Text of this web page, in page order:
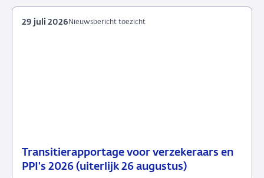
Transitierapportage voor verzekeraars en
PPI's 2026 (uiterlijk 26 augustus)
29
Nieuwsbericht
Nieuwsbericht toezicht
29 juli 2026